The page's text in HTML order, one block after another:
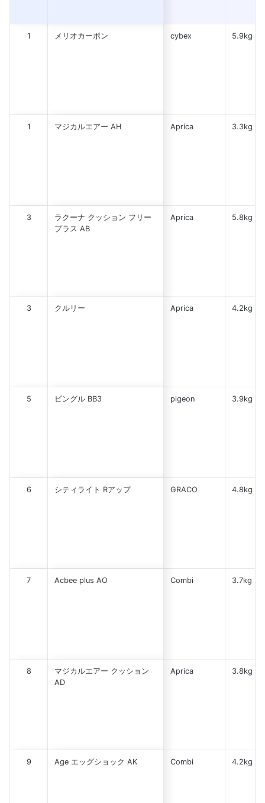
1 メリオカーボン cybex 5.9kg
1 マジカルエアー AH Aprica 3.3kg
3
ラクーナ クッション フリー
プラス AB
Aprica 5.8kg
3 クルリー Aprica 4.2kg
5 ビングル BB3 pigeon 3.9kg
6 シティライト Rアップ GRACO 4.8kg
7 Acbee plus AO Combi 3.7kg
8
マジカルエアー クッション
AD
Aprica 3.8kg
9 Age エッグショック AK Combi 4.2kg